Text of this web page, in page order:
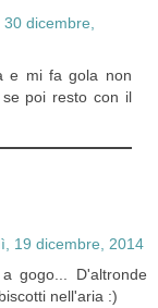
dicembre,
e mi fa gola non
poi resto con il
19 dicembre, 2014
gogo... D'altronde
nell'aria :)